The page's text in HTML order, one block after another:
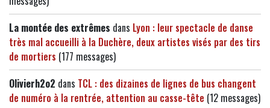
La montée des extrêmes dans Lyon : leur spectacle de danse
très mal accueilli à la Duchère, deux artistes visés par des tirs
de mortiers (177 messages)
Olivierh2o2 dans TCL : des dizaines de lignes de bus changent
de numéro à la rentrée, attention au casse-tête (12 messages)